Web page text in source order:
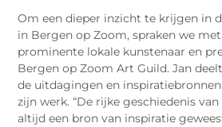
Om een dieper inzicht te krijgen in
in Bergen op Zoom, spraken we
prominente lokale kunstenaar en
Bergen op Zoom Art Guild. Jan
de uitdagingen en
zijn werk. “De rijke geschiedenis
altijd een bron van inspiratie